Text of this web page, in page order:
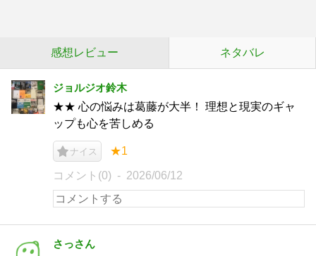
感想レビュー ネタバレ
ジョルジオ鈴木
★★ 心の悩みは葛藤が大半！ 理想と現実のギャ
ップも心を苦しめる
ナイス ★1
コメント(0) 2026/06/12
さっさん